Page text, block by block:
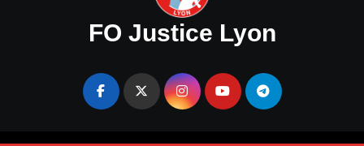
FO Justice Lyon